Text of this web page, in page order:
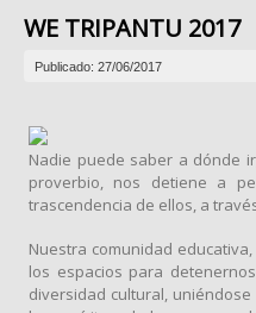
WE TRIPANTU 2017
Publicado: 27/06/2017
Nadie puede saber a dónde
proverbio, nos detiene a
trascendencia de ellos, a
Nuestra comunidad
los espacios para
diversidad cultural,